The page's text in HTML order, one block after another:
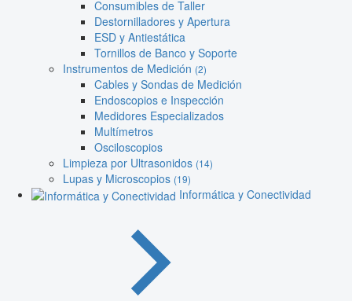
Consumibles de Taller
Destornilladores y Apertura
ESD y Antiestática
Tornillos de Banco y Soporte
Instrumentos de Medición (2)
Cables y Sondas de Medición
Endoscopios e Inspección
Medidores Especializados
Multímetros
Osciloscopios
Limpieza por Ultrasonidos (14)
Lupas y Microscopios (19)
Informática y Conectividad